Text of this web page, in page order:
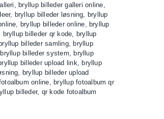
, bryllup billeder galleri online,
, bryllup billeder løsning, bryllup
, bryllup billeder online, bryllup
bryllup billeder qr kode, bryllup
bryllup billeder samling, bryllup
bryllup billeder system, bryllup
billeder upload link, bryllup
, bryllup billeder upload
online, bryllup fotoalbum qr
billeder, qr kode fotoalbum